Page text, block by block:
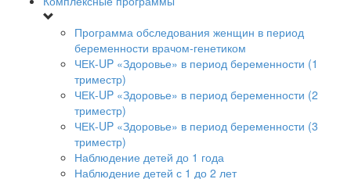
Программа обследования женщин в период
беременности врачом-генетиком
ЧЕК-UP «Здоровье» в период беременности (1
триместр)
ЧЕК-UP «Здоровье» в период беременности (2
триместр)
ЧЕК-UP «Здоровье» в период беременности (3
триместр)
Наблюдение детей до 1 года
Наблюдение детей с 1 до 2 лет